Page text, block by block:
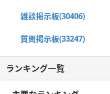
雑談掲示板(30406)
質問掲示板(33247)
ランキング一覧